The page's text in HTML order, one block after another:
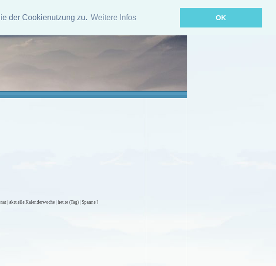
der Cookienutzung zu. Weitere Infos OK
aktuelle Kalenderwoche heute (Tag) Spanne ]